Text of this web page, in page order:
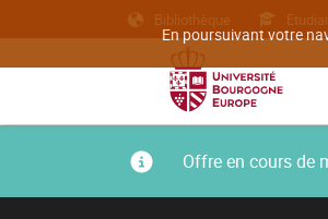
En poursuivant votre
Bibliothèque
Offre en cours de